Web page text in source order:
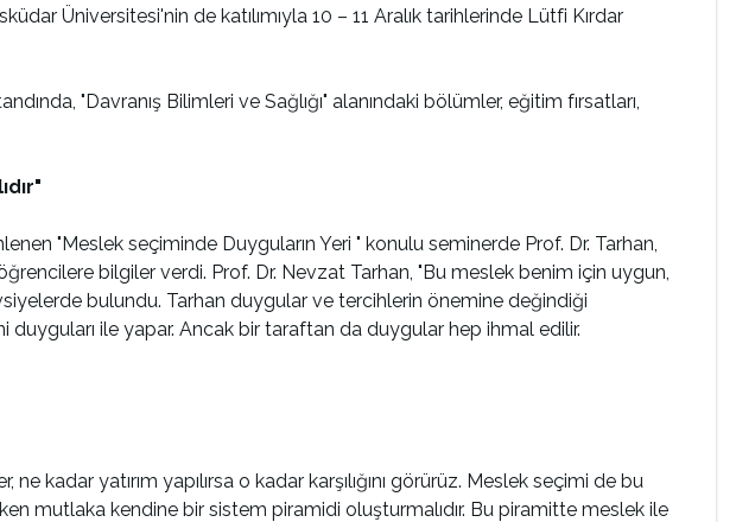
Üniversitesi'nin de katılımıyla 10 – 11 Aralık tarihlerinde Lütfi Kırdar
"Davranış Bilimleri ve Sağlığı" alanındaki bölümler, eğitim fırsatları,
"Meslek seçiminde Duyguların Yeri " konulu seminerde Prof. Dr. Tarhan,
bilgiler verdi. Prof. Dr. Nevzat Tarhan, "Bu meslek benim için uygun,
bulundu. Tarhan duygular ve tercihlerin önemine değindiği
duyguları ile yapar. Ancak bir taraftan da duygular hep ihmal edilir.
kadar yatırım yapılırsa o kadar karşılığını görürüz. Meslek seçimi de bu
mutlaka kendine bir sistem piramidi oluşturmalıdır. Bu piramitte meslek ile